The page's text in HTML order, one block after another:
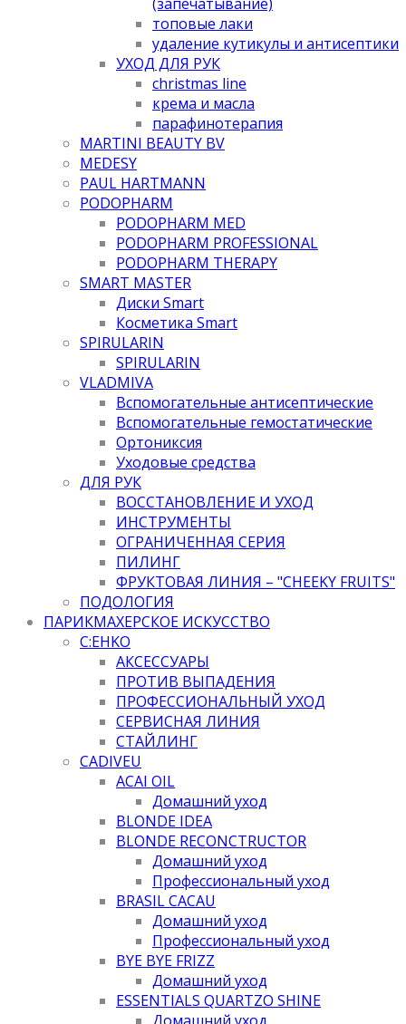
топовые лаки
удаление кутикулы и антисептики
УХОД ДЛЯ РУК
christmas line
крема и масла
парафинотерапия
MARTINI BEAUTY BV
MEDESY
PAUL HARTMANN
PODOPHARM
PODOPHARM MED
PODOPHARM PROFESSIONAL
PODOPHARM THERAPY
SMART MASTER
Диски Smart
Косметика Smart
SPIRULARIN
SPIRULARIN
VLADMIVA
Вспомогательные антисептические
Вспомогательные гемостатические
Ортониксия
Уходовые средства
ДЛЯ РУК
ВОССТАНОВЛЕНИЕ И УХОД
ИНСТРУМЕНТЫ
ОГРАНИЧЕННАЯ СЕРИЯ
ПИЛИНГ
ФРУКТОВАЯ ЛИНИЯ – "CHEEKY FRUITS"
ПОДОЛОГИЯ
ПАРИКМАХЕРСКОЕ ИСКУССТВО
C:EHKO
АКСЕССУАРЫ
ПРОТИВ ВЫПАДЕНИЯ
ПРОФЕССИОНАЛЬНЫЙ УХОД
СЕРВИСНАЯ ЛИНИЯ
СТАЙЛИНГ
CADIVEU
ACAI OIL
Домашний уход
BLONDE IDEA
BLONDE RECONCTRUCTOR
Домашний уход
Профессиональный уход
BRASIL CACAU
Домашний уход
Профессиональный уход
BYE BYE FRIZZ
Домашний уход
ESSENTIALS QUARTZO SHINE